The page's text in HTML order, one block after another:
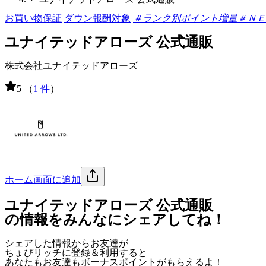
お買い物保証 ダウン報酬対象 ＃ランク別ポイント増量＃Ｎ
ユナイテッドアローズ 公式通販
株式会社ユナイテッドアローズ
5 （1 件）
ホーム画面に追加
ユナイテッドアローズ 公式通販
の情報をみんなにシェアしてね！
シェアした情報からお友達が
ちょびリッチに登録＆利用すると
あなたもお友達もボーナスポイント がもらえるよ！